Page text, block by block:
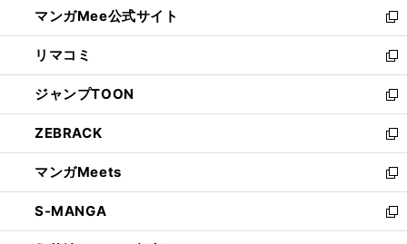
く
ド
ウ
で
開
く
ィ
ン
ド
ウ
で
開
く
い
ウ
ィ
ン
ド
ウ
で
開
く
マンガMee公式サイト
新
し
い
ウ
ィ
ン
ド
ウ
で
開
く
リマコミ
新
し
い
ウ
ィ
ン
ド
ウ
で
開
ジャンプTOON
新
し
い
ウ
ィ
ン
ド
ウ
ZEBRACK
新
し
い
ウ
ィ
ン
マンガMeets
新
し
い
ウ
S-MANGA
新
し